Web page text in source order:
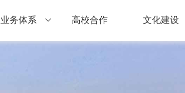
业务体系 高校合作 文化建设